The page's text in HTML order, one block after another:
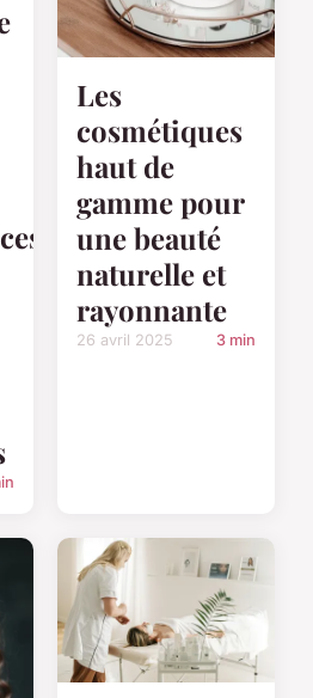
Les
cosmétiques
haut de
gamme pour
une beauté
naturelle et
rayonnante
26 avril 2025 3 min